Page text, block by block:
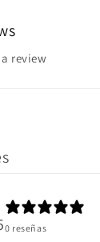
review
0 reseñas